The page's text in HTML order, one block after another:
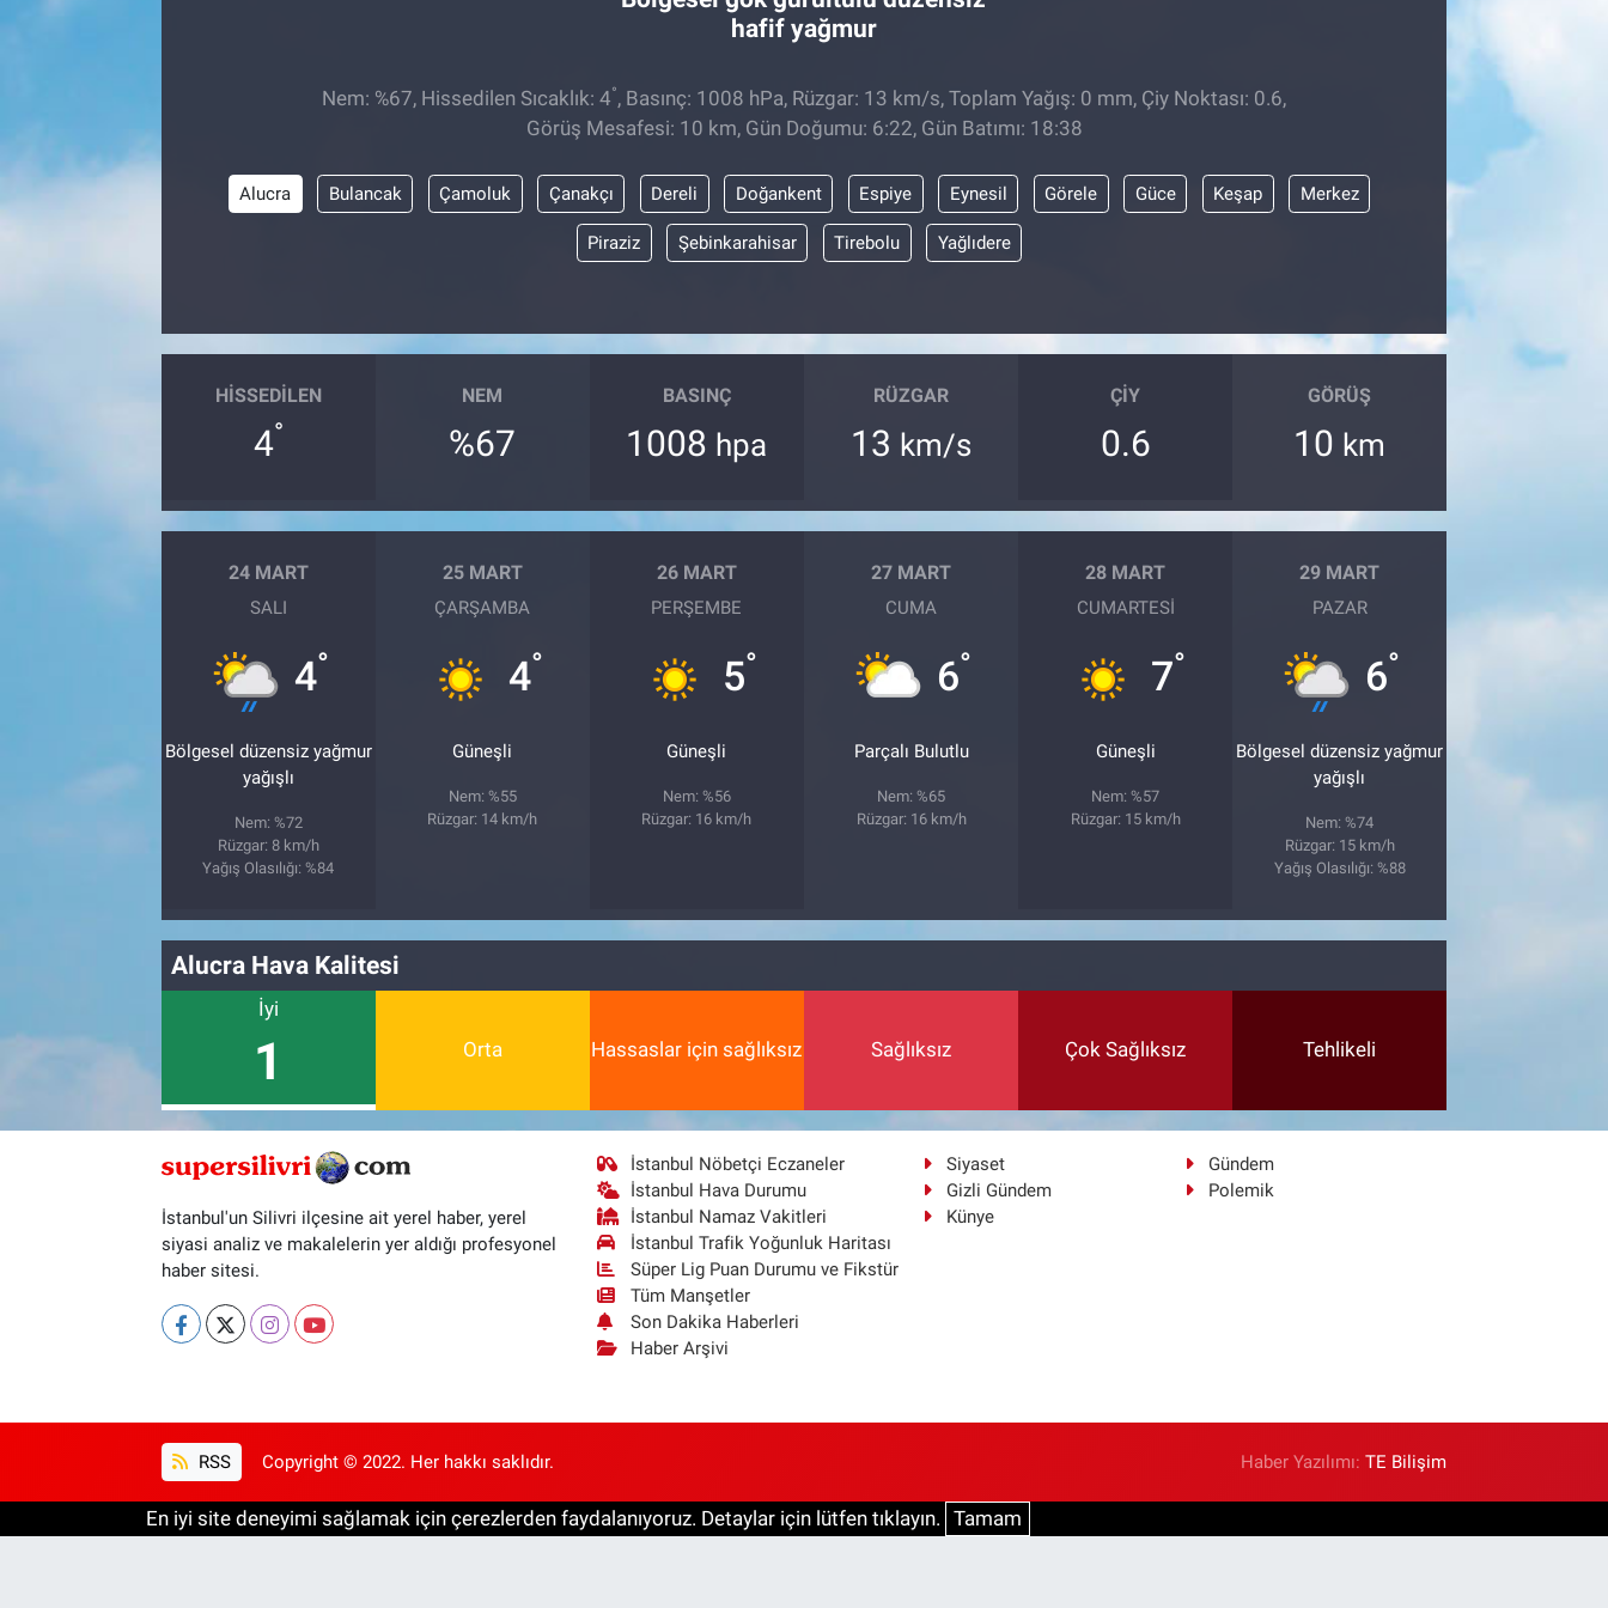
hafif yağmur
Nem: %67, Hissedilen Sıcaklık: 4°, Basınç: 1008 hPa, Rüzgar: 13 km/s, Toplam Yağış: 0 mm, Çiy Noktası: 0.6,
Görüş Mesafesi: 10 km, Gün Doğumu: 6:22, Gün Batımı: 18:38
Alucra Bulancak Çamoluk Çanakçı Dereli Doğankent Espiye Eynesil Görele Güce Keşap Merkez
Piraziz Şebinkarahisar Tirebolu Yağlıdere
HISSEDILEN
4°
NEM
%67
BASINÇ
1008 hpa
RÜZGAR
13 km/s
ÇIY
0.6
GÖRÜŞ
10 km
24 MART
SALI
4°
Bölgesel düzensiz yağmur
yağışlı
Nem: %72
Rüzgar: 8 km/h
Yağış Olasılığı: %84
25 MART
ÇARŞAMBA
4°
Güneşli
Nem: %55
Rüzgar: 14 km/h
26 MART
PERŞEMBE
5°
Güneşli
Nem: %56
Rüzgar: 16 km/h
27 MART
CUMA
6°
Parçalı Bulutlu
Nem: %65
Rüzgar: 16 km/h
28 MART
CUMARTESI
7°
Güneşli
Nem: %57
Rüzgar: 15 km/h
29 MART
PAZAR
6°
Bölgesel düzensiz yağmur
yağışlı
Nem: %74
Rüzgar: 15 km/h
Yağış Olasılığı: %88
Alucra Hava Kalitesi
İyi
1 Orta Hassaslar için sağlıksız Sağlıksız Çok Sağlıksız Tehlikeli
İstanbul'un Silivri ilçesine ait yerel haber, yerel
siyasi analiz ve makalelerin yer aldığı profesyonel
haber sitesi.
İstanbul Nöbetçi Eczaneler
İstanbul Hava Durumu
İstanbul Namaz Vakitleri
İstanbul Trafik Yoğunluk Haritası
Süper Lig Puan Durumu ve Fikstür
Tüm Manşetler
Son Dakika Haberleri
Haber Arşivi
Siyaset
Gündem
Gizli Gündem
Polemik
Künye
RSS Copyright © 2022. Her hakkı saklıdır. Haber Yazılımı:TE Bilişim
En iyi site deneyimi sağlamak için çerezlerden faydalanıyoruz. Detaylar için lütfen tıklayın. Tamam